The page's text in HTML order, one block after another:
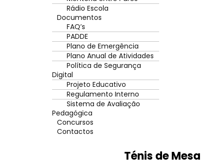
Rádio Escola
Documentos
FAQ’s
PADDE
Plano de Emergência
Plano Anual de Atividades
Política de Segurança
Digital
Projeto Educativo
Regulamento Interno
Sistema de Avaliação
Pedagógica
Concursos
Contactos
Ténis de Mesa